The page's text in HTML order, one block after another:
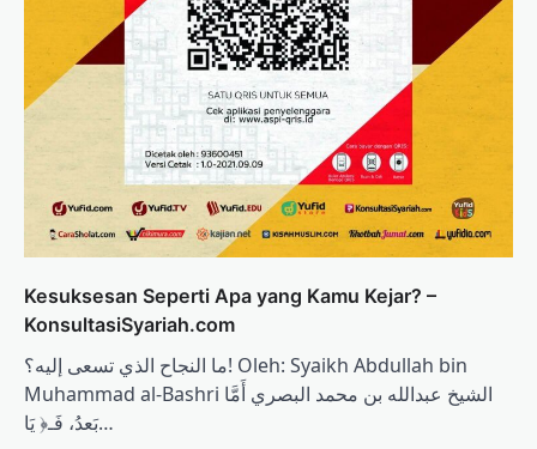
Kesuksesan Seperti Apa yang Kamu Kejar? –
KonsultasiSyariah.com
ما النجاح الذي تسعى إليه؟! Oleh: Syaikh Abdullah bin
Muhammad al-Bashri الشيخ عبدالله بن محمد البصري أَمَّا
بَعدُ، فَـ﴿ يَا…